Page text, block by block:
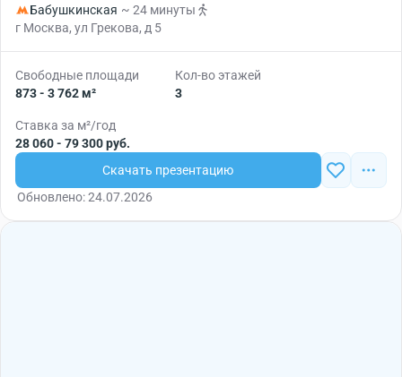
Бабушкинская ~ 24 минуты
г Москва, ул Грекова, д 5
Свободные площади
873 - 3 762 м²
Кол-во этажей
3
Ставка за м²/год
28 060 - 79 300 руб.
Скачать презентацию
Обновлено: 24.07.2026